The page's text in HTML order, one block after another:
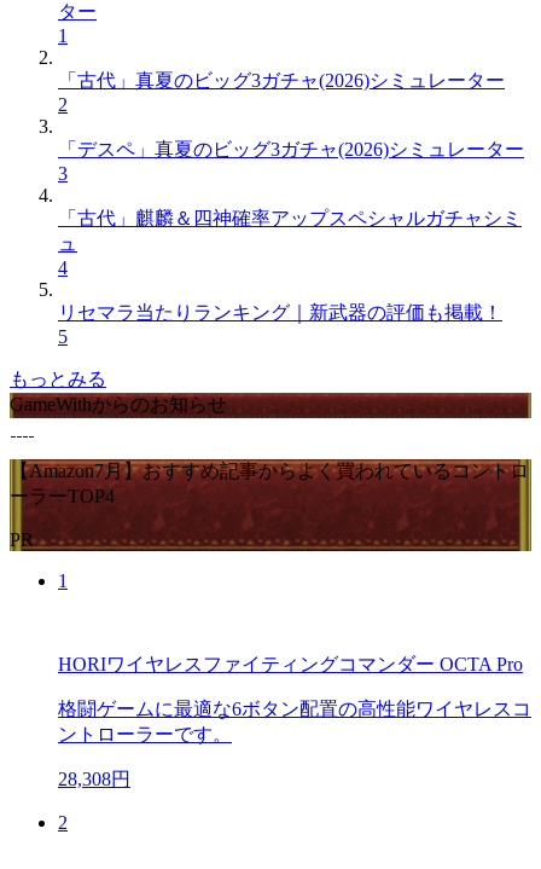
ター
1
「古代」真夏のビッグ3ガチャ(2026)シミュレーター
2
「デスペ」真夏のビッグ3ガチャ(2026)シミュレーター
3
「古代」麒麟＆四神確率アップスペシャルガチャシミ
ュ
4
リセマラ当たりランキング｜新武器の評価も掲載！
5
もっとみる
GameWithからのお知らせ
【Amazon7月】おすすめ記事からよく買われているコントロ
ーラーTOP4
PR
1
HORIワイヤレスファイティングコマンダー OCTA Pro
格闘ゲームに最適な6ボタン配置の高性能ワイヤレスコ
ントローラーです。
28,308円
2